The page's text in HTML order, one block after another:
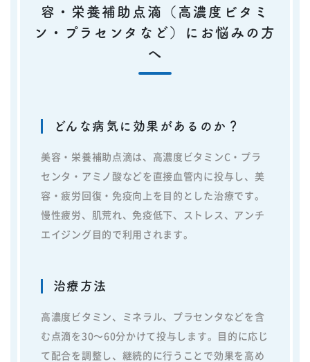
容・栄養補助点滴（高濃度ビタミ
ン・プラセンタなど）にお悩みの方
へ
どんな病気に効果があるのか？
美容・栄養補助点滴は、高濃度ビタミンC・プラ
センタ・アミノ酸などを直接血管内に投与し、美
容・疲労回復・免疫向上を目的とした治療です。
慢性疲労、肌荒れ、免疫低下、ストレス、アンチ
エイジング目的で利用されます。
治療方法
高濃度ビタミン、ミネラル、プラセンタなどを含
む点滴を30〜60分かけて投与します。目的に応じ
て配合を調整し、継続的に行うことで効果を高め